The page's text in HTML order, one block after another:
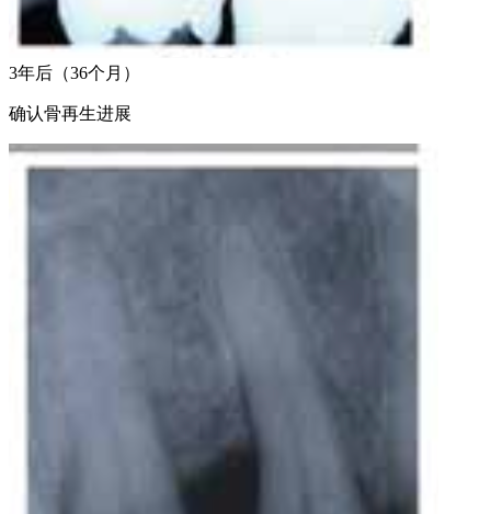
3年后（36个月）
确认骨再生进展